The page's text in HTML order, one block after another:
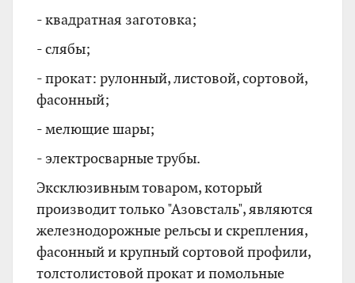
- квадратная заготовка;
- слябы;
- прокат: рулонный, листовой, сортовой,
фасонный;
- мелющие шары;
- электросварные трубы.
Эксклюзивным товаром, который
производит только "Азовсталь", являются
железнодорожные рельсы и скрепления,
фасонный и крупный сортовой профили,
толстолистовой прокат и помольные